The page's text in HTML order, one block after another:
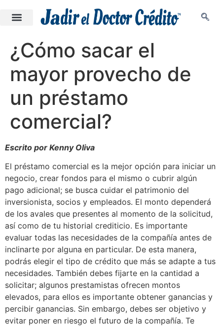
¿Cómo sacar el
mayor provecho de
un préstamo
comercial?
Escrito por Kenny Oliva
El préstamo comercial es la mejor opción para iniciar un
negocio, crear fondos para el mismo o cubrir algún
pago adicional; se busca cuidar el patrimonio del
inversionista, socios y empleados. El monto dependerá
de los avales que presentes al momento de la solicitud,
así como de tu historial crediticio. Es importante
evaluar todas las necesidades de la compañía antes de
inclinarte por alguna en particular. De esta manera,
podrás elegir el tipo de crédito que más se adapte a tus
necesidades. También debes fijarte en la cantidad a
solicitar; algunos prestamistas ofrecen montos
elevados, para ellos es importante obtener ganancias y
percibir ganancias. Sin embargo, debes ser objetivo y
evitar poner en riesgo el futuro de la compañía. Te